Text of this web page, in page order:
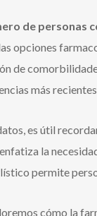
de personas
opciones
de
más
es útil
la
permite
cómo la